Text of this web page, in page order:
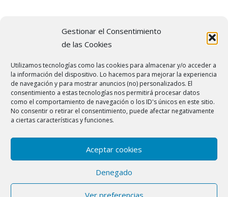
Gestionar el Consentimiento
de las Cookies
Utilizamos tecnologías como las cookies para almacenar y/o acceder a
la información del dispositivo. Lo hacemos para mejorar la experiencia
de navegación y para mostrar anuncios (no) personalizados. El
consentimiento a estas tecnologías nos permitirá procesar datos
como el comportamiento de navegación o los ID's únicos en este sitio.
No consentir o retirar el consentimiento, puede afectar negativamente
a ciertas características y funciones.
Aceptar cookies
Denegado
Ver preferencias
Síguenos en las Redes
Sociales
Carrer del Doctor Zamenhof, 1, bajos 3local 08800 Vilanova i la
Geltrú (Barcelona) |Avisos legales|Cookies|
Política de privacidad
En esta web, existen logos de marcas registradas. Ofrecemos